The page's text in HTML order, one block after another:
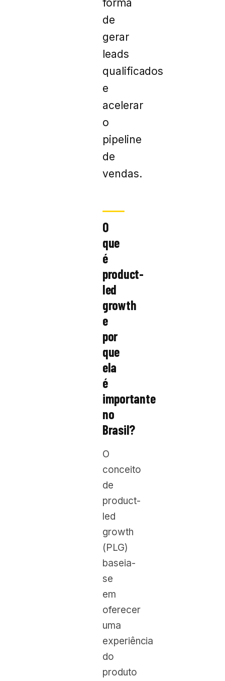
forma
de
gerar
leads
qualificados
e
acelerar
o
pipeline
de
vendas.
O
que
é
product-
led
growth
e
por
que
ela
é
importante
no
Brasil?
O
conceito
de
product-
led
growth
(PLG)
baseia-
se
em
oferecer
uma
experiência
do
produto